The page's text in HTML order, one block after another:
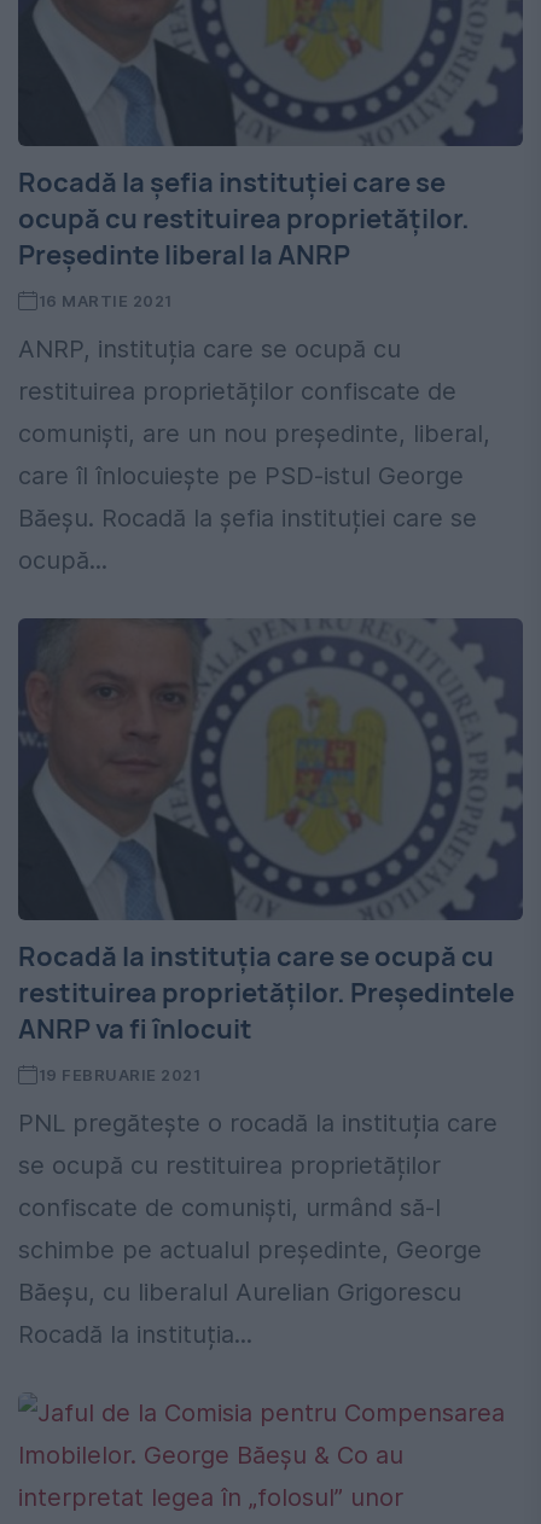
Rocadă la șefia instituției care se
ocupă cu restituirea proprietăților.
Președinte liberal la ANRP
16 MARTIE 2021
ANRP, instituția care se ocupă cu
restituirea proprietăților confiscate de
comuniști, are un nou președinte, liberal,
care îl înlocuiește pe PSD-istul George
Băeșu. Rocadă la șefia instituției care se
ocupă...
Rocadă la instituția care se ocupă cu
restituirea proprietăților. Președintele
ANRP va fi înlocuit
19 FEBRUARIE 2021
PNL pregătește o rocadă la instituția care
se ocupă cu restituirea proprietăților
confiscate de comuniști, urmând să-l
schimbe pe actualul președinte, George
Băeșu, cu liberalul Aurelian Grigorescu
Rocadă la instituția...